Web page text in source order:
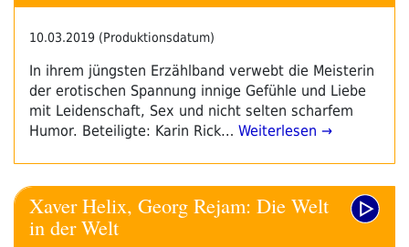
10.03.2019 (Produktionsdatum)
In ihrem jüngsten Erzählband verwebt die Meisterin
der erotischen Spannung innige Gefühle und Liebe
mit Leidenschaft, Sex und nicht selten scharfem
Humor. Beteiligte: Karin Rick… Weiterlesen →
Xaver Helix, Georg Rejam: Die Welt
in der Welt